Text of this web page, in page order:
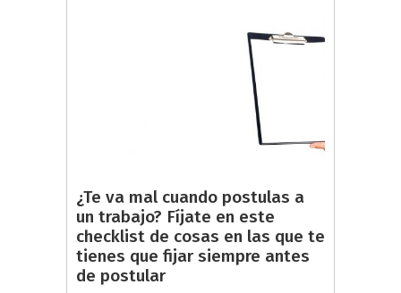
¿Te va mal cuando postulas a
un trabajo? Fíjate en este
checklist de cosas en las que te
tienes que fijar siempre antes
de postular